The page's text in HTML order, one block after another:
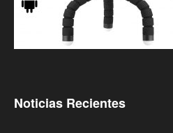
Noticias Recientes